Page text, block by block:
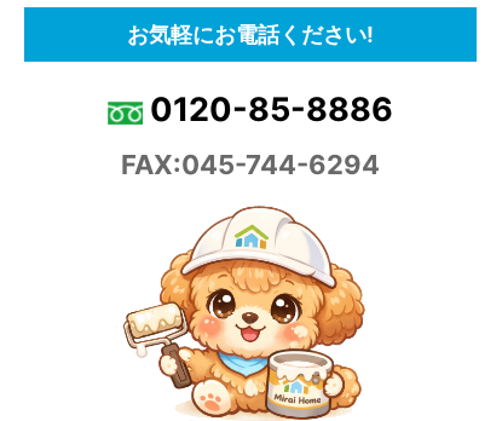
お気軽にお電話ください!
0120-85-8886
FAX:045-744-6294